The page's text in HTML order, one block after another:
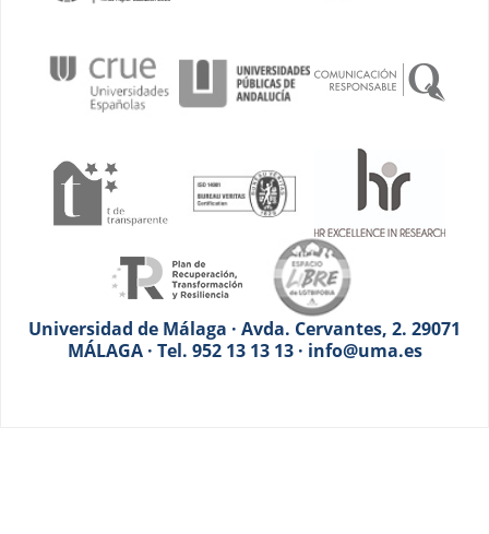
Universidad de Málaga · Avda. Cervantes, 2. 29071
MÁLAGA · Tel. 952 13 13 13 · info@uma.es